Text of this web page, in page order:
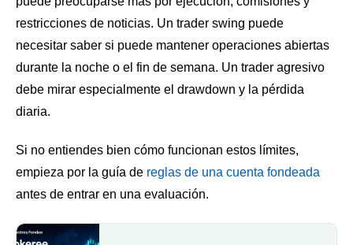
restricciones de noticias. Un trader swing puede
necesitar saber si puede mantener operaciones abiertas
durante la noche o el fin de semana. Un trader agresivo
debe mirar especialmente el drawdown y la pérdida
diaria.
Si no entiendes bien cómo funcionan estos límites,
empieza por la guía de reglas de una cuenta fondeada
antes de entrar en una evaluación.